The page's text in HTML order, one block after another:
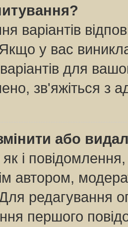
варіантів
у вас виникла
варіантів для
зв'яжіться з
або
і
автором,
редагування
першого